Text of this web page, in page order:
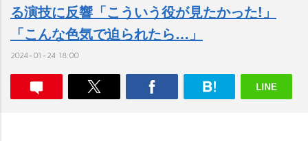
る演技に反響「こういう役が見たかった!」
「こんな色気で迫られたら…」
2024-01-24 18:00